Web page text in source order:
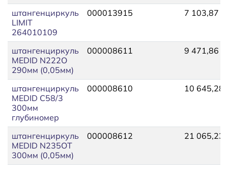
штангенциркуль
LIMIT
264010109
000013915 7 103,87
штангенциркуль
MEDID N222O
290мм (0,05мм)
000008611 9 471,86
штангенциркуль
MEDID C58/3
300мм
глубиномер
000008610 10 645,28
штангенциркуль
MEDID N235OТ
300мм (0,05мм)
000008612 21 065,23